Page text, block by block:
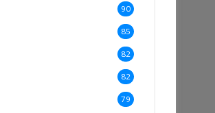
90
85
82
82
79